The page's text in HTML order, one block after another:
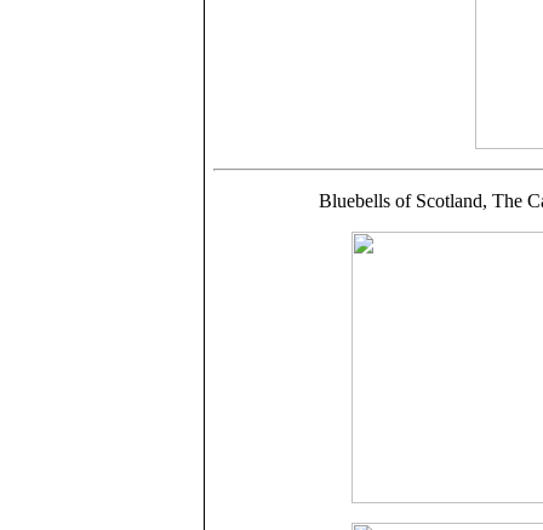
Bluebells of Scotland, The